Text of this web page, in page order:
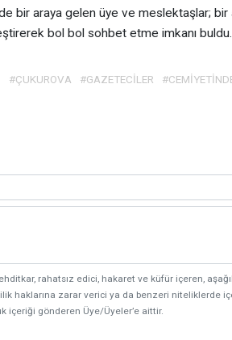
bir araya gelen üye ve meslektaşlar; bir
bol bol sohbet etme imkanı buldu.
#ÇUKUROVA #GAZETECİLER
rahatsız edici, hakaret ve küfür içeren,
haklarına zarar verici ya da benzeri niteliklerde
içeriği gönderen Üye/Üyeler’e aittir.